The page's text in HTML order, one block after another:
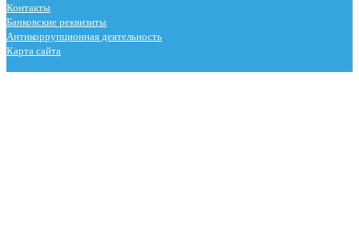
Контакты
Банковские реквизиты
Антикоррупционная деятельность
Карта сайта